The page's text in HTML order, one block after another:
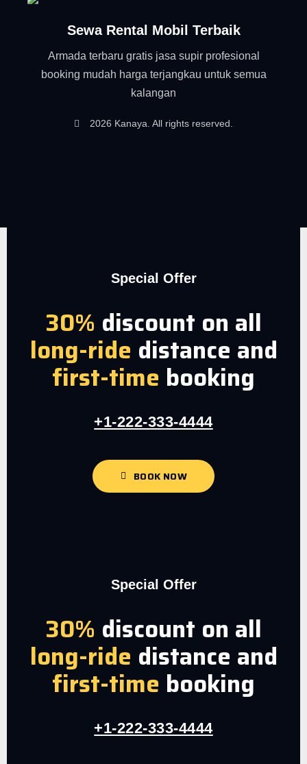
Sewa Rental Mobil Terbaik
Armada terbaru gratis jasa supir profesional
booking mudah harga terjangkau untuk semua
kalangan
2026 Kanaya. All rights reserved.
Special Offer
30% discount on all
long-ride distance and
first-time booking
+1-222-333-4444
BOOK NOW
Special Offer
30% discount on all
long-ride distance and
first-time booking
+1-222-333-4444